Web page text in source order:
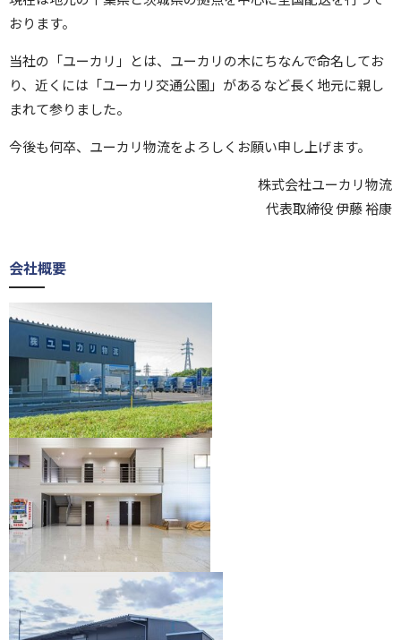
おります。
当社の「ユーカリ」とは、ユーカリの木にちなんで命名してお
り、近くには「ユーカリ交通公園」があるなど長く地元に親し
まれて参りました。
今後も何卒、ユーカリ物流をよろしくお願い申し上げます。
株式会社ユーカリ物流
代表取締役 伊藤 裕康
会社概要